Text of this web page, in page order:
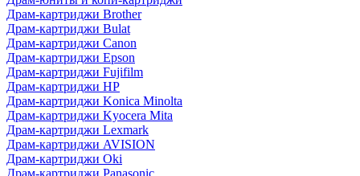
Драм-картриджи Brother
Драм-картриджи Bulat
Драм-картриджи Canon
Драм-картриджи Epson
Драм-картриджи Fujifilm
Драм-картриджи HP
Драм-картриджи Konica Minolta
Драм-картриджи Kyocera Mita
Драм-картриджи Lexmark
Драм-картриджи AVISION
Драм-картриджи Oki
Драм-картриджи Panasonic